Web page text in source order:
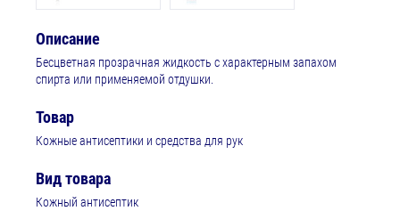
Описание
Бесцветная прозрачная жидкость с характерным запахом
спирта или применяемой отдушки.
Товар
Кожные антисептики и средства для рук
Вид товара
Кожный антисептик